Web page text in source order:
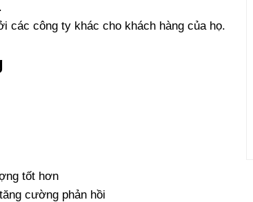
các công ty khác cho khách hàng của họ.
tốt hơn
cường phản hồi